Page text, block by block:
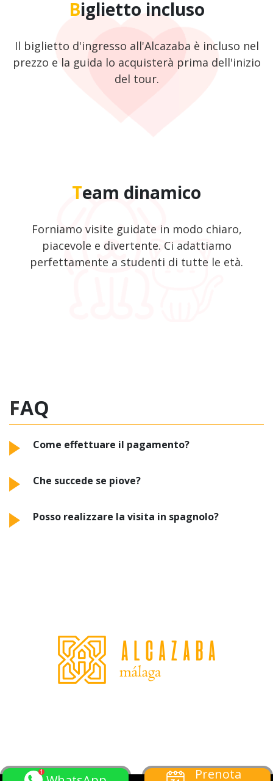
Biglietto incluso
Il biglietto d'ingresso all'Alcazaba è incluso nel
prezzo e la guida lo acquisterà prima dell'inizio
del tour.
Team dinamico
Forniamo visite guidate in modo chiaro,
piacevole e divertente. Ci adattiamo
perfettamente a studenti di tutte le età.
FAQ
Come effettuare il pagamento?
Che succede se piove?
Posso realizzare la visita in spagnolo?
Prenota